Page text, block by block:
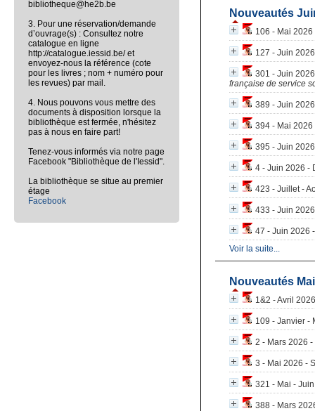
Nouveautés
106 - Mai
127 - Juin
301 - Juin
française de service
389 - Juin
394 - Mai
395 - Juin
4 - Juin 2026 -
423 - Juillet -
433 - Juin
47 - Juin 2026
Voir la suite...
Nouveautés Mai
1&2 - Avril
109 - Janvier -
2 - Mars 2026
3 - Mai 2026 -
321 - Mai -
388 - Mars
bibliotheque@he2b.be
3. Pour une réservation/demande
d’ouvrage(s) : Consultez notre
catalogue en ligne
http://catalogue.iessid.be/ et
envoyez-nous la référence (cote
pour les livres ; nom + numéro pour
les revues) par mail.
4. Nous pouvons vous mettre des
documents à disposition lorsque la
bibliothèque est fermée, n'hésitez
pas à nous en faire part!
Tenez-vous informés via notre page
Facebook "Bibliothèque de l'Iessid".
La bibliothèque se situe au premier
étage
Facebook